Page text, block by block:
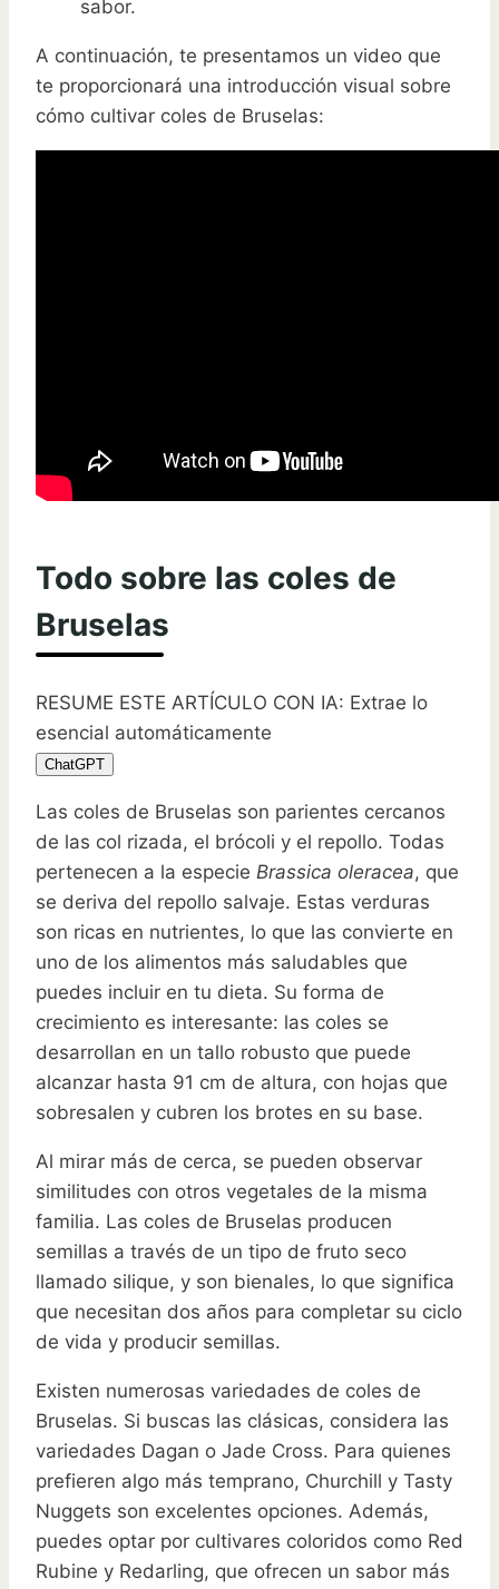
sabor.
A continuación, te presentamos un video que
te proporcionará una introducción visual sobre
cómo cultivar coles de Bruselas:
Todo sobre las coles de
Bruselas
RESUME ESTE ARTÍCULO CON IA: Extrae lo
esencial automáticamente
ChatGPT
Las coles de Bruselas son parientes cercanos
de las col rizada, el brócoli y el repollo. Todas
pertenecen a la especie Brassica oleracea, que
se deriva del repollo salvaje. Estas verduras
son ricas en nutrientes, lo que las convierte en
uno de los alimentos más saludables que
puedes incluir en tu dieta. Su forma de
crecimiento es interesante: las coles se
desarrollan en un tallo robusto que puede
alcanzar hasta 91 cm de altura, con hojas que
sobresalen y cubren los brotes en su base.
Al mirar más de cerca, se pueden observar
similitudes con otros vegetales de la misma
familia. Las coles de Bruselas producen
semillas a través de un tipo de fruto seco
llamado silique, y son bienales, lo que significa
que necesitan dos años para completar su ciclo
de vida y producir semillas.
Existen numerosas variedades de coles de
Bruselas. Si buscas las clásicas, considera las
variedades Dagan o Jade Cross. Para quienes
prefieren algo más temprano, Churchill y Tasty
Nuggets son excelentes opciones. Además,
puedes optar por cultivares coloridos como Red
Rubine y Redarling, que ofrecen un sabor más